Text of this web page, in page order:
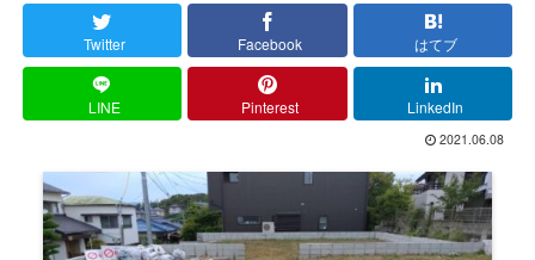
Twitter Facebook はてブ
LINE Pinterest LinkedIn
2021.06.08